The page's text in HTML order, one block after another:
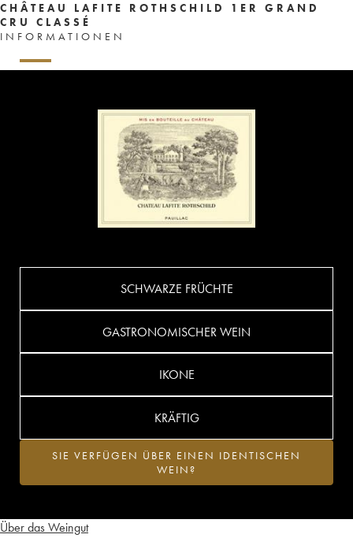
CHÂTEAU LAFITE ROTHSCHILD 1ER GRAND
CRU CLASSÉ
INFORMATIONEN
Über das Weingut
SCHWARZE FRÜCHTE
GASTRONOMISCHER WEIN
IKONE
KRÄFTIG
SIE VERFÜGEN ÜBER EINEN IDENTISCHEN
WEIN?